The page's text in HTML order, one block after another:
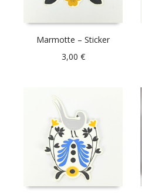
Marmotte – Sticker
3,00 €